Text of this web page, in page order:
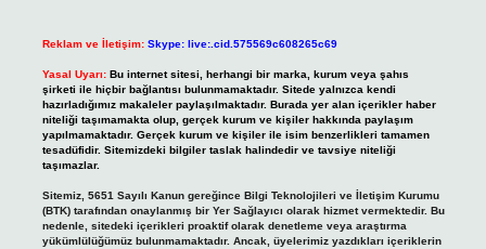
Reklam ve İletişim: Skype: live:.cid.575569c608265c69
Yasal Uyarı: Bu internet sitesi, herhangi bir marka, kurum veya şahıs
şirketi ile hiçbir bağlantısı bulunmamaktadır. Sitede yalnızca kendi
hazırladığımız makaleler paylaşılmaktadır. Burada yer alan içerikler haber
niteliği taşımamakta olup, gerçek kurum ve kişiler hakkında paylaşım
yapılmamaktadır. Gerçek kurum ve kişiler ile isim benzerlikleri tamamen
tesadüfidir. Sitemizdeki bilgiler taslak halindedir ve tavsiye niteliği
taşımazlar.
Sitemiz, 5651 Sayılı Kanun gereğince Bilgi Teknolojileri ve İletişim Kurumu
(BTK) tarafından onaylanmış bir Yer Sağlayıcı olarak hizmet vermektedir. Bu
nedenle, sitedeki içerikleri proaktif olarak denetleme veya araştırma
yükümlülüğümüz bulunmamaktadır. Ancak, üyelerimiz yazdıkları içeriklerin